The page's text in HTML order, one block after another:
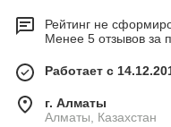
Рейтинг не
Менее 5 отзывов за
Работает с
г. Алматы
Алматы, Казахстан